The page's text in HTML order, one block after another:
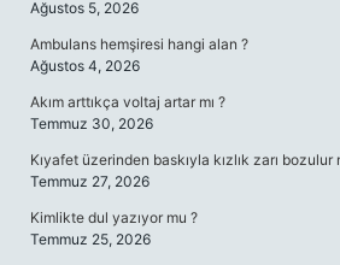
Ağustos 5, 2026
Ambulans hemşiresi hangi alan ?
Ağustos 4, 2026
Akım arttıkça voltaj artar mı ?
Temmuz 30, 2026
Kıyafet üzerinden baskıyla kızlık zarı bozulur
Temmuz 27, 2026
Kimlikte dul yazıyor mu ?
Temmuz 25, 2026